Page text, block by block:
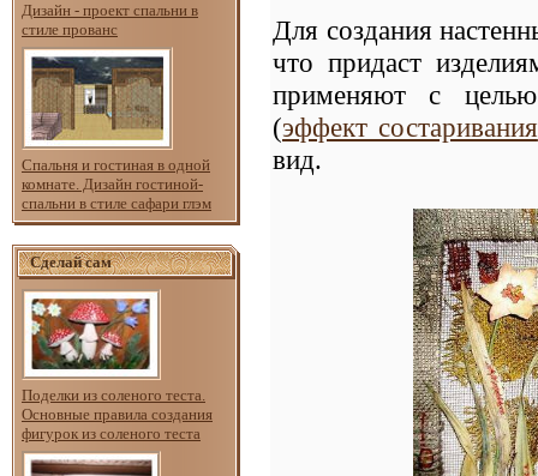
Дизайн - проект спальни в
стиле прованс
Спальня и гостиная в одной
комнате. Дизайн гостиной-
спальни в стиле сафари глэм
Сделай сам
Поделки из соленого теста.
Основные правила создания
фигурок из соленого теста
Для создания
что придаст
применяют с целью
(эффект состаривания
вид.